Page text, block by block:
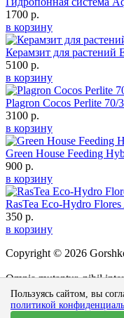
1700 р.
в корзину
Керамзит для растений
5100 р.
в корзину
Plagron Cocos Perlite 70/
3100 р.
в корзину
Green House Feeding
900 р.
в корзину
RasTea Eco-Hydro
350 р.
в корзину
Copyright © 2026
Omnia mutantur, nihil
Не является публичной
Пользуясь сайтом, вы
политикой